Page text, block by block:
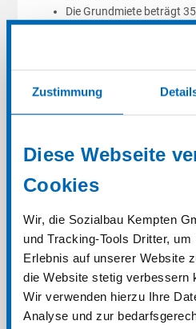
Zustimmung
Diese Webseite
Cookies
Wir, die Sozialbau Kempten
und Tracking-Tools Dritter,
Erlebnis auf unserer Website
die Website stetig verbessern
Wir verwenden hierzu Ihre
Analyse und zur
Die Grundmiete beträgt
Warmmiete 490,00 €.
Lage:
Das Studentenwohnheim
Park hin ausgerichtet. Es